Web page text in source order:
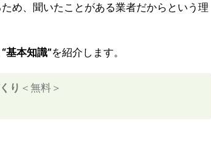
め、聞いたことがある業者だからという理
“基本知識”を紹介します。
り ＜無料＞